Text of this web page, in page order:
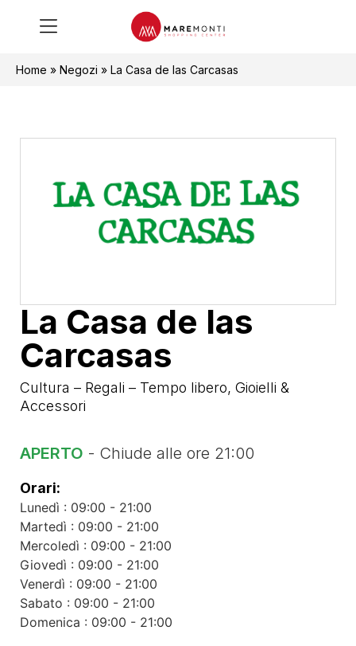
Home » Negozi » La Casa de las Carcasas
La Casa de las
Carcasas
Cultura – Regali – Tempo libero, Gioielli &
Accessori
APERTO - Chiude alle ore 21:00
Orari:
Lunedì : 09:00 - 21:00
Martedì : 09:00 - 21:00
Mercoledì : 09:00 - 21:00
Giovedì : 09:00 - 21:00
Venerdì : 09:00 - 21:00
Sabato : 09:00 - 21:00
Domenica : 09:00 - 21:00